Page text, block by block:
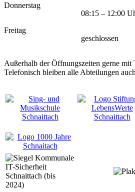
Donnerstag
08:15 – 12:00
Freitag
geschlossen
Außerhalb der Öffnungszeiten gerne mit
Telefonisch bleiben alle Abteilungen